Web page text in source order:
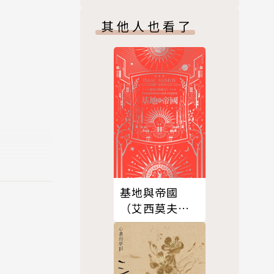
其他人也看了
基地與帝國
（艾西莫夫百
年誕辰紀念典
藏版）